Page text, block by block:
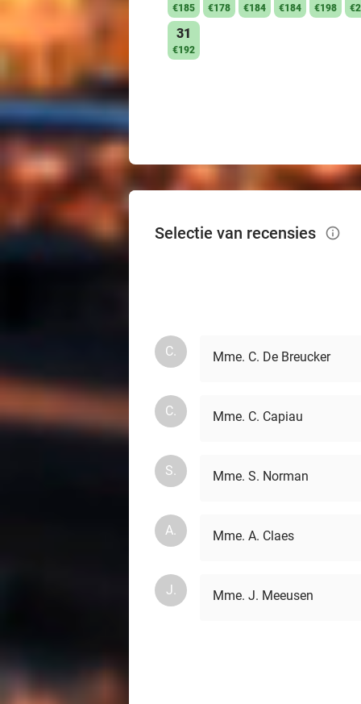
€185 €178 €184 €184 €198
31
€192
Selectie van recensies info_outlined
C. Mme. C. De Breucker
C. Mme. C. Capiau
S. Mme. S. Norman
A. Mme. A. Claes
J. Mme. J. Meeusen